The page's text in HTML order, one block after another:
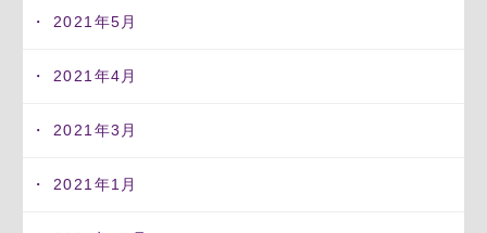
2021年5月
2021年4月
2021年3月
2021年1月